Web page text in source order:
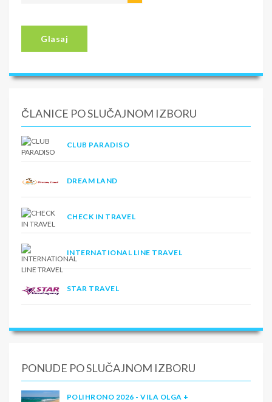
Glasaj
ČLANICE PO SLUČAJNOM IZBORU
CLUB PARADISO
DREAM LAND
CHECK IN TRAVEL
INTERNATIONAL LINE TRAVEL
STAR TRAVEL
PONUDE PO SLUČAJNOM IZBORU
POLIHRONO 2026 - VILA OLGA +